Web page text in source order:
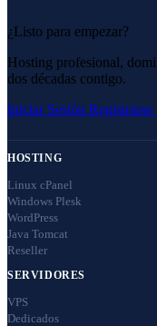
¿Listo para empezar?
Hosting profesional,
dos décadas contigo.
Iniciar Sesión
HOSTING
Linux cPanel
Windows Plesk
WordPress
Java Tomcat
Reseller
SERVIDORES
VPS
Dedicados